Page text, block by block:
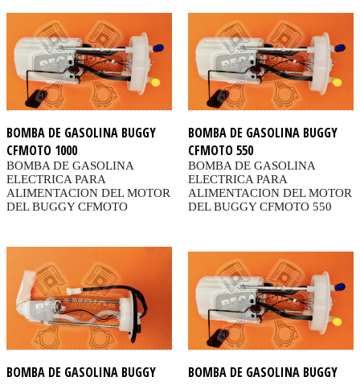
BOMBA DE GASOLINA BUGGY
CFMOTO 1000
BOMBA DE GASOLINA
ELECTRICA PARA
ALIMENTACION DEL MOTOR
DEL BUGGY CFMOTO
BOMBA DE GASOLINA BUGGY
CFMOTO 550
BOMBA DE GASOLINA
ELECTRICA PARA
ALIMENTACION DEL MOTOR
DEL BUGGY CFMOTO 550
BOMBA DE GASOLINA BUGGY
BOMBA DE GASOLINA BUGGY